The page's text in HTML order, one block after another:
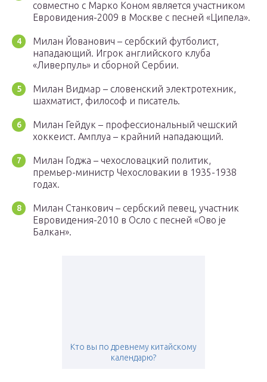
совместно с Марко Коном является участником
Евровидения-2009 в Москве с песней «Ципела».
Милан Йованович – сербский футболист,
нападающий. Игрок английского клуба
«Ливерпуль» и сборной Сербии.
Милан Видмар – словенский электротехник,
шахматист, философ и писатель.
Милан Гейдук – профессиональный чешский
хоккеист. Амплуа – крайний нападающий.
Милан Годжа – чехословацкий политик,
премьер-министр Чехословакии в 1935-1938
годах.
Милан Станкович – сербский певец, участник
Евровидения-2010 в Осло с песней «Ово је
Балкан».
Кто вы по древнему китайскому
календарю?